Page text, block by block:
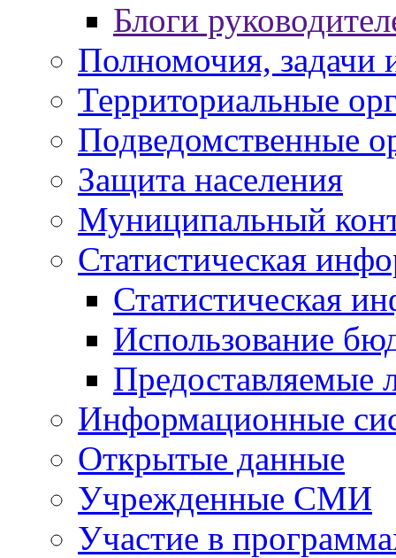
Блоги
Полномочия, задачи
Территориальные
Подведомственные
Защита населения
Муниципальный
Статистическая
Статистическая
Использование
Предоставляемые
Информационные
Открытые данные
Учрежденные СМИ
Участие в